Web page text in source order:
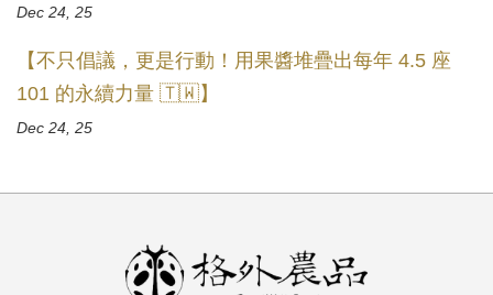
Dec 24, 25
【不只倡議，更是行動！用果醬堆疊出每年 4.5 座
101 的永續力量 🇹🇼】
Dec 24, 25